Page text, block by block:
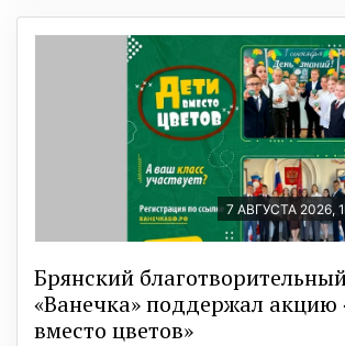
7 АВГУСТА 2026,
Брянский
«Ванечка» поддержал акцию
вместо цветов»